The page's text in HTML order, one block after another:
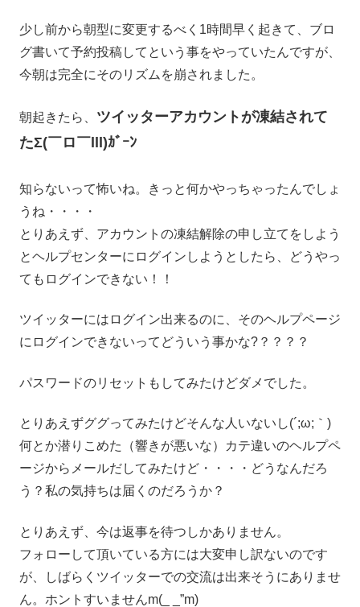
少し前から朝型に変更するべく1時間早く起きて、ブロ
グ書いて予約投稿してという事をやっていたんですが、
今朝は完全にそのリズムを崩されました。
朝起きたら、 ツイッターアカウントが凍結されて
たΣ(￣ロ￣lll)ｶﾞｰﾝ
知らないって怖いね。きっと何かやっちゃったんでしょ
うね・・・・
とりあえず、アカウントの凍結解除の申し立てをしよう
とヘルプセンターにログインしようとしたら、どうやっ
てもログインできない！！
ツイッターにはログイン出来るのに、そのヘルプページ
にログインできないってどういう事かな?？？？？
パスワードのリセットもしてみたけどダメでした。
とりあえずググってみたけどそんな人いないし(´;ω;｀)
何とか潜りこめた（響きが悪いな）カテ違いのヘルプペ
ージからメールだしてみたけど・・・・どうなんだろ
う？私の気持ちは届くのだろうか？
とりあえず、今は返事を待つしかありません。
フォローして頂いている方には大変申し訳ないのです
が、しばらくツイッターでの交流は出来そうにありませ
ん。ホントすいませんm(_ _”m)